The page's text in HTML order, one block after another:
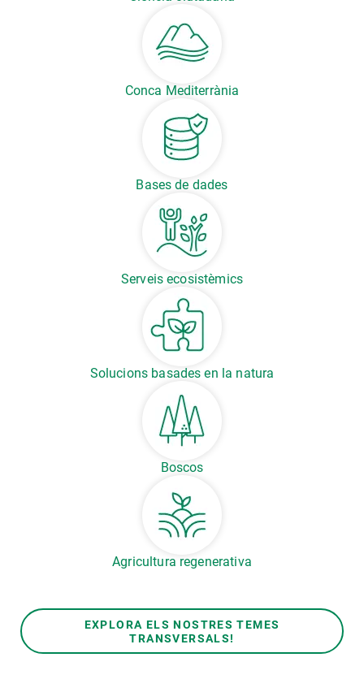
Conca Mediterrània
Bases de dades
Serveis ecosistèmics
Solucions basades en la natura
Boscos
Agricultura regenerativa
EXPLORA ELS NOSTRES TEMES
TRANSVERSALS!